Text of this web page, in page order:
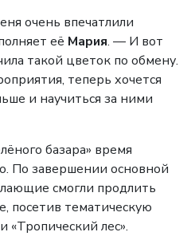
очень впечатлили
её Мария. — И вот
такой цветок по обмену.
теперь хочется
и научиться за ними
базара» время
По завершении основной
смогли продлить
посетив тематическую
«Тропический лес».